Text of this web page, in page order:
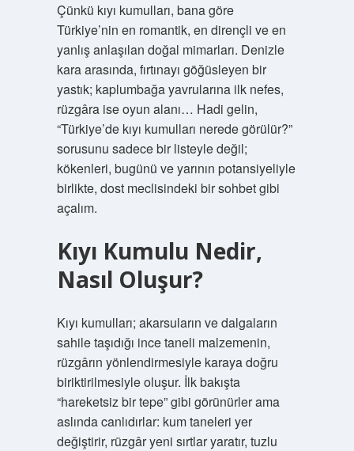
Çünkü kıyı kumulları, bana göre
Türkiye’nin en romantik, en dirençli ve en
yanlış anlaşılan doğal mimarları. Denizle
kara arasında, fırtınayı göğüsleyen bir
yastık; kaplumbağa yavrularına ilk nefes,
rüzgâra ise oyun alanı… Hadi gelin,
“Türkiye’de kıyı kumulları nerede görülür?”
sorusunu sadece bir listeyle değil;
kökenleri, bugünü ve yarının potansiyeliyle
birlikte, dost meclisindeki bir sohbet gibi
açalım.
Kıyı Kumulu Nedir,
Nasıl Oluşur?
Kıyı kumulları; akarsuların ve dalgaların
sahile taşıdığı ince taneli malzemenin,
rüzgârın yönlendirmesiyle karaya doğru
biriktirilmesiyle oluşur. İlk bakışta
“hareketsiz bir tepe” gibi görünürler ama
aslında canlıdırlar: kum taneleri yer
değiştirir, rüzgâr yeni sırtlar yaratır, tuzlu